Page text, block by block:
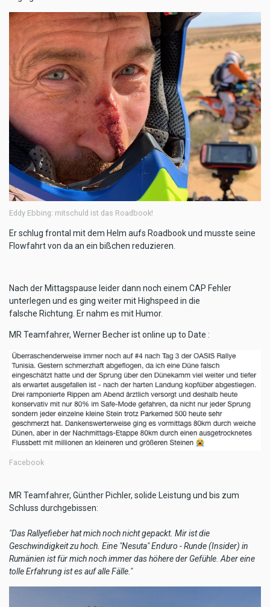
Eddy Ebbing: mitschuld ist das Roadbook!
Er schlug frontal mit dem Helm aufs Roadbook und musste seine
Flowfahrt von da an ein bißchen reduzieren.
Nach der Mittagspause leider dann noch einem CAP Fehler
unterlegen und es ging weiter mit Highspeed in die
falsche Richtung. Er nahm es mit Humor.
MR Teamfahrer, Werner Becher ist online up to Date :
Facebook
MR Teamfahrer, Günther Pichler, solide Leistung und bis zum
Schluss durchgebissen:
"Das Rallyefieber hat mich noch nicht gepackt. Mir ist die
Geschwindigkeit zu hoch. Eine "Nesuta" Enduro - Runde (Insider) in
Rumänien ist für mich noch immer das höhere der Gefühle. Aber eine
tolle Erfahrung ist es auf alle Fälle."